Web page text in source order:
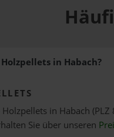
in Habach?
in Habach
Sie über unseren